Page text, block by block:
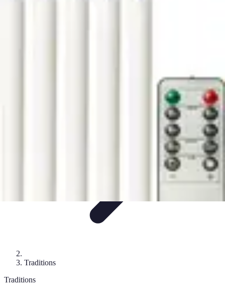
Traditions
Traditions